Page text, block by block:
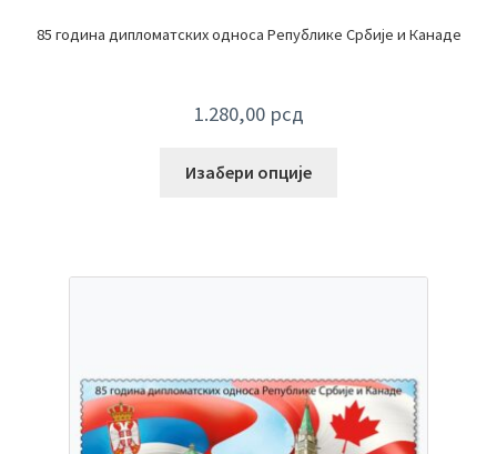
85 година дипломатских односа Републике Србије и Канаде
1.280,00 рсд
Изабери опције